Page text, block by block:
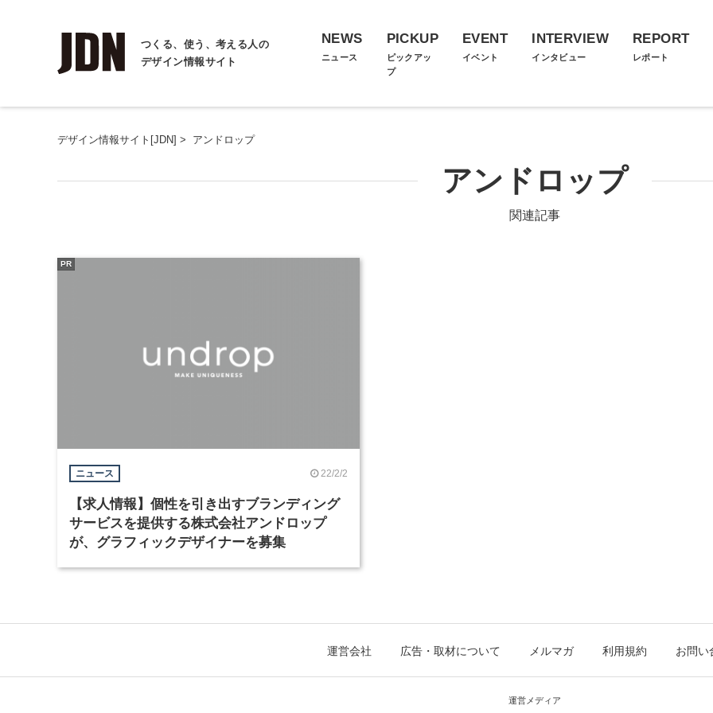
つくる、使う、考える人の
デザイン情報サイト
NEWS
ニュース
PICKUP
ピックアッ
プ
EVENT
イベント
INTERVIEW
インタビュー
REPORT
レポート
デザイン情報サイト[JDN] > アンドロップ
アンドロップ
関連記事
ニュース 22/2/2
【求人情報】個性を引き出すブランディング
サービスを提供する株式会社アンドロップ
が、グラフィックデザイナーを募集
PR
運営会社 広告・取材について メルマガ 利用規約 お問い
運営メディア